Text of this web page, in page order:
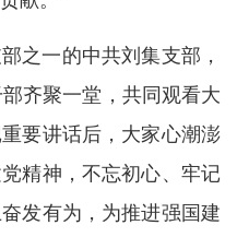
之一的中共刘集支部，
齐聚一堂，共同观看大
要讲话后，大家心潮澎
精神，不忘初心、牢记
发有为，为推进强国建